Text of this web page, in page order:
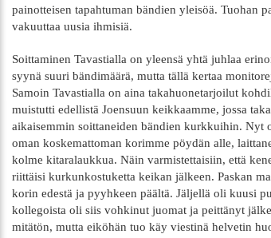
painotteisen tapahtuman bändien yleisöä. Tuohan
vakuuttaa uusia ihmisiä.
Soittaminen Tavastialla on yleensä yhtä juhlaa
syynä suuri bändimäärä, mutta tällä kertaa
Samoin Tavastialla on aina takahuonetarjoilut
muistutti edellistä Joensuun keikkaamme, jossa
aikaisemmin soittaneiden bändien kurkkuihin. Nyt
oman koskemattoman korimme pöydän alle,
kolme kitaralaukkua. Näin varmistettaisiin, että
riittäisi kurkunkostuketta keikan jälkeen. Paskan
korin edestä ja pyyhkeen päältä. Jäljellä oli kuusi
kollegoista oli siis vohkinut juomat ja peittänyt
mitätön, mutta eiköhän tuo käy viestinä helvetin